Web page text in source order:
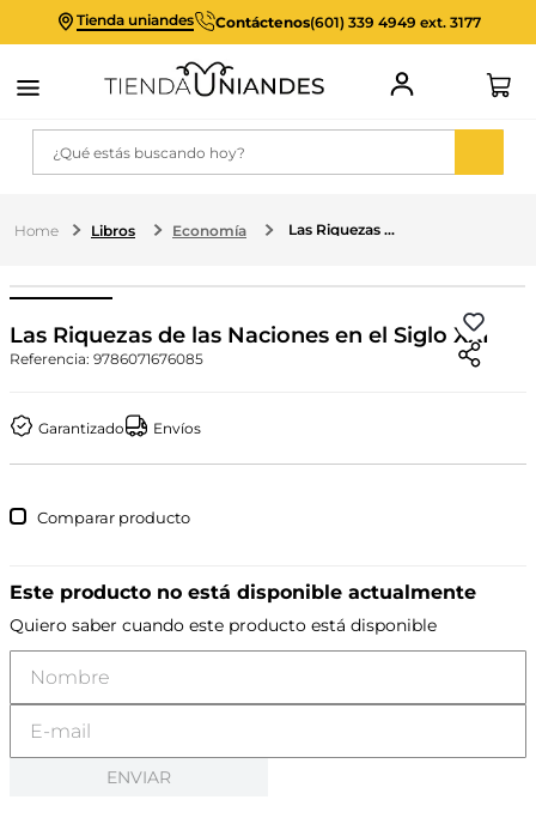
Tienda uniandes Contáctenos(601) 339 4949 ext. 3177
¿Qué estás buscando hoy?
Libros Economía Las Riquezas de las Naciones en el Siglo XXI
Las Riquezas de las Naciones en el Siglo XXI
Referencia: 9786071676085
Garantizado Envíos
Comparar
Este producto no está disponible actualmente
Quiero saber cuando este producto está disponible
ENVIAR